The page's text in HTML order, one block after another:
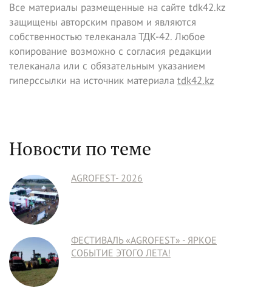
Все материалы размещенные на сайте tdk42.kz
защищены авторским правом и являются
собственностью телеканала ТДК-42. Любое
копирование возможно с согласия редакции
телеканала или с обязательным указанием
гиперссылки на источник материала tdk42.kz
Новости по теме
AGROFEST- 2026
ФЕСТИВАЛЬ «AGROFEST» - ЯРКОЕ
СОБЫТИЕ ЭТОГО ЛЕТА!